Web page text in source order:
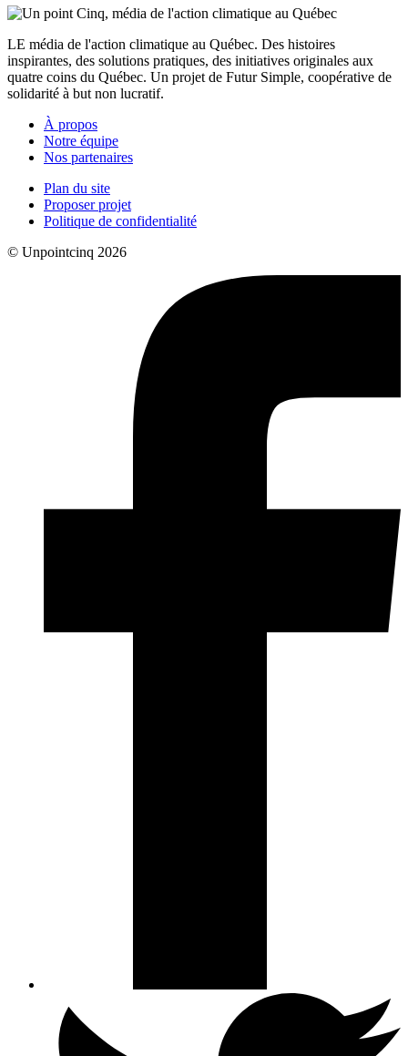
LE média de l'action climatique au Québec. Des histoires
inspirantes, des solutions pratiques, des initiatives originales aux
quatre coins du Québec. Un projet de Futur Simple, coopérative de
solidarité à but non lucratif.
À propos
Notre équipe
Nos partenaires
Plan du site
Proposer projet
Politique de confidentialité
© Unpointcinq 2026